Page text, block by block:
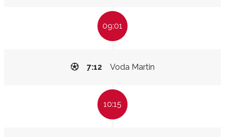
09:01
Voda Martin
7:12
10:15